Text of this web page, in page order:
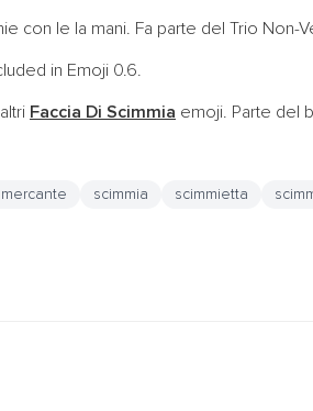
con le la mani. Fa parte del Trio Non-
in Emoji 0.6.
Faccia Di Scimmia emoji. Parte del
scimmia scimmietta